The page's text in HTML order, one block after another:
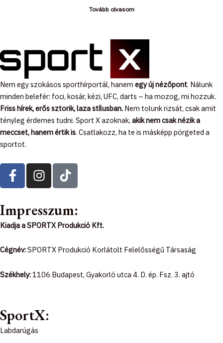
Tovább olvasom
Nem egy szokásos sporthírportál, hanem egy új nézőpont. Nálunk
minden belefér: foci, kosár, kézi, UFC, darts – ha mozog, mi hozzuk.
Friss hírek, erős sztorik, laza stílusban. Nem tolunk rizsát, csak amit
tényleg érdemes tudni. Sport X azoknak, akik nem csak nézik a
meccset, hanem értik is. Csatlakozz, ha te is másképp pörgeted a
sportot.
F
a
c
e
b
o
o
k
-
f
I
n
s
t
a
g
r
a
m
T
i
k
t
o
k
Impresszum:
Kiadja a SPORTX Produkció Kft.
Cégnév:SPORTX Produkció Korlátolt Felelősségű Társaság
Székhely:1106 Budapest, Gyakorló utca 4. D. ép. Fsz. 3. ajtó
SportX:
Labdarúgás